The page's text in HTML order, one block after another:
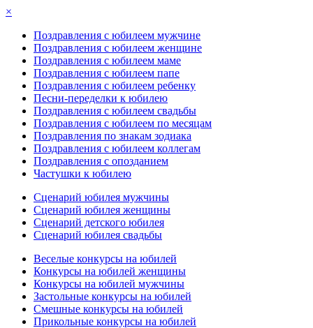
×
Поздравления с юбилеем мужчине
Поздравления с юбилеем женщине
Поздравления с юбилеем маме
Поздравления с юбилеем папе
Поздравления с юбилеем ребенку
Песни-переделки к юбилею
Поздравления с юбилеем свадьбы
Поздравления с юбилеем по месяцам
Поздравления по знакам зодиака
Поздравления с юбилеем коллегам
Поздравления с опозданием
Частушки к юбилею
Сценарий юбилея мужчины
Сценарий юбилея женщины
Сценарий детского юбилея
Сценарий юбилея свадьбы
Веселые конкурсы на юбилей
Конкурсы на юбилей женщины
Конкурсы на юбилей мужчины
Застольные конкурсы на юбилей
Смешные конкурсы на юбилей
Прикольные конкурсы на юбилей